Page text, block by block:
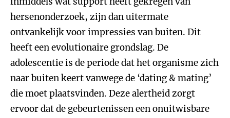
hersenonderzoek, zijn dan uitermate
ontvankelijk voor impressies van buiten. Dit
heeft een evolutionaire grondslag. De
adolescentie is de periode dat het organisme zich
naar buiten keert vanwege de ‘dating & mating’
die moet plaatsvinden. Deze alertheid zorgt
ervoor dat de gebeurtenissen een onuitwisbare